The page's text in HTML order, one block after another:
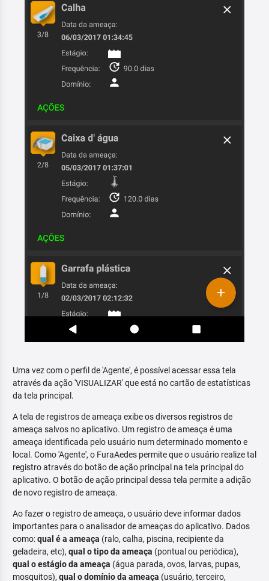
Uma vez com o perfil de 'Agente', é possível acessar essa tela
através da ação 'VISUALIZAR' que está no cartão de estatísticas
da tela principal.
A tela de registros de ameaça exibe os diversos registros de
ameaça salvos no aplicativo. Um registro de ameaça é uma
ameaça identificada pelo usuário num determinado momento e
local. Como 'Agente', o FuraAedes permite que o usuário realize tal
registro através do botão de ação principal na tela principal do
aplicativo. O botão de ação principal dessa tela permite a adição
de novo registro de ameaça.
Ao fazer o registro de ameaça, o usuário deve informar dados
importantes para o analisador de ameaças do aplicativo. Dados
como:qual é a ameaça (ralo, calha, piscina, recipiente da
geladeira, etc), qual o tipo da ameaça (pontual ou periódica),
qual o estágio da ameaça (água parada, ovos, larvas, pupas,
mosquitos), qual o domínio da ameaça (usuário, terceiro,